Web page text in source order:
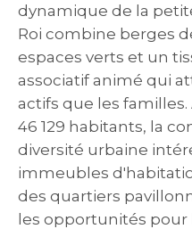
dynamique de la
Roi combine berges
espaces verts et un
associatif animé qui
actifs que les
46 129 habitants, la
diversité urbaine
immeubles
des quartiers
les opportunités pour